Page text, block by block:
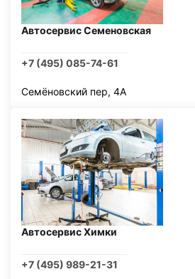
Автосервис Семеновская
+7 (495) 085-74-61
Семёновский пер, 4А
Автосервис Химки
+7 (495) 989-21-31